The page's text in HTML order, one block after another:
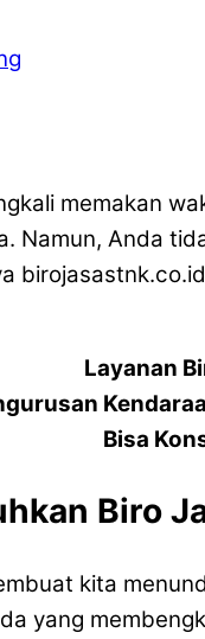
memakan
Namun, Anda
Layanan
Bisa
Biro
kita
yang